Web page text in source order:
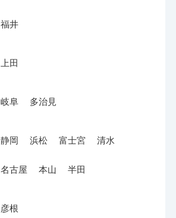
福井
上田
岐阜 多治見
静岡 浜松 富士宮 清水
名古屋 本山 半田
彦根